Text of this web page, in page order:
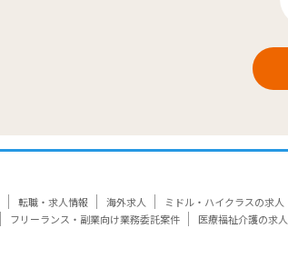
転職・求人情報 海外求人 ミドル・ハイクラスの求人
フリーランス・副業向け業務委託案件 医療福祉介護の求人